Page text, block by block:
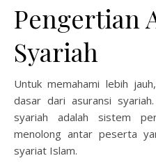
Pengertian
Syariah
Untuk memahami lebih
dasar dari asuransi
syariah adalah sistem
menolong antar peserta
syariat Islam.